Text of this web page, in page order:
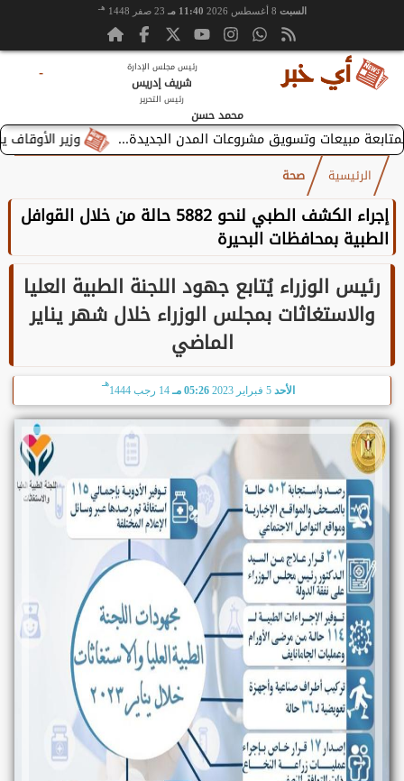
السبت 11:40 مـ 23 صفر 1448 هـ
رئيس مجلس الإدارة
شريف إدريس
رئيس التحرير
محمد حسن
-
وزير الأوقاف
الرئيسية صحة
إجراء الكشف الطبي لنحو 5882 حالة من خلال القوافل
الطبية بمحافظات البحيرة
رئيس الوزراء يُتابع جهود اللجنة الطبية العليا
والاستغاثات بمجلس الوزراء خلال شهر يناير
الماضي
الأحد 05:26 مـ 14 رجب 1444
هـ